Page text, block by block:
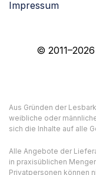
Impressum
©
Aus Gründen der
weibliche oder
sich die Inhalte auf alle
Alle Angebote der
in praxisüblichen
Privatpersonen können